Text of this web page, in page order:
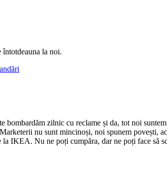
întotdeauna la noi.
zilnic cu reclame și da, tot noi
nu sunt mincinoși, noi spunem povești,
IKEA. Nu ne poți cumpăra, dar ne poți face să